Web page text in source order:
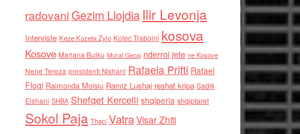
radovaniGezim Llojdia Ilir Levonja
Interviste Keze Kozeta Zylo Kolec Traboini kosova
Kosove Marjana Bulku Murat Gecaj nderroi jete ne Kosove
Nene Tereza presidenti Nishani Rafaela Prifti Rafael
Floqi Raimonda Moisiu Ramiz Lushaj reshat kripa Sadik
Elshani SHBA Shefqet Kercelli shqiperia shqiptaret
Sokol Paja Thaci VatraVisar Zhiti